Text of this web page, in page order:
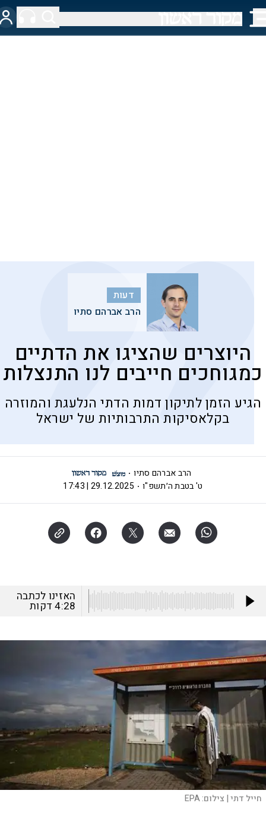
דעות
הרב אברהם סתיו
היוצרים שהציגו את הדתיים
כמגוחכים חייבים לנו התנצלות
הגיע הזמן לתיקון דמות הדתי הנלעגת והמוזרה
בקלאסיקות התרבותיות של ישראל
הרב אברהם סתיו
ט' בטבת ה׳תשפ"ו
29.12.2025 | 17:43
האזינו לכתבה
4:28דקות
חייל דתי | צילום:EPA